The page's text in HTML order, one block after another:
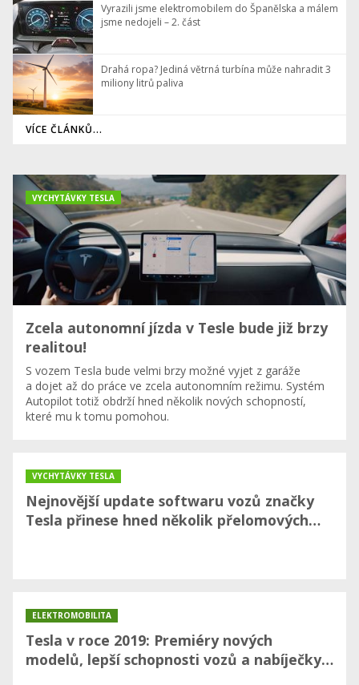
Vyrazili jsme elektromobilem do Španělska a málem
jsme nedojeli – 2. část
Drahá ropa? Jediná větrná turbína může nahradit 3
miliony litrů paliva
VÍCE ČLÁNKŮ...
Zcela autonomní jízda v Tesle bude již brzy
realitou!
S vozem Tesla bude velmi brzy možné vyjet z garáže
a dojet až do práce ve zcela autonomním režimu. Systém
Autopilot totiž obdrží hned několik nových schopností,
které mu k tomu pomohou.
VYCHYTÁVKY TESLA
Nejnovější update softwaru vozů značky
Tesla přinese hned několik přelomových…
VYCHYTÁVKY TESLA
Tesla v roce 2019: Premiéry nových
modelů, lepší schopnosti vozů a nabíječky…
ELEKTROMOBILITA